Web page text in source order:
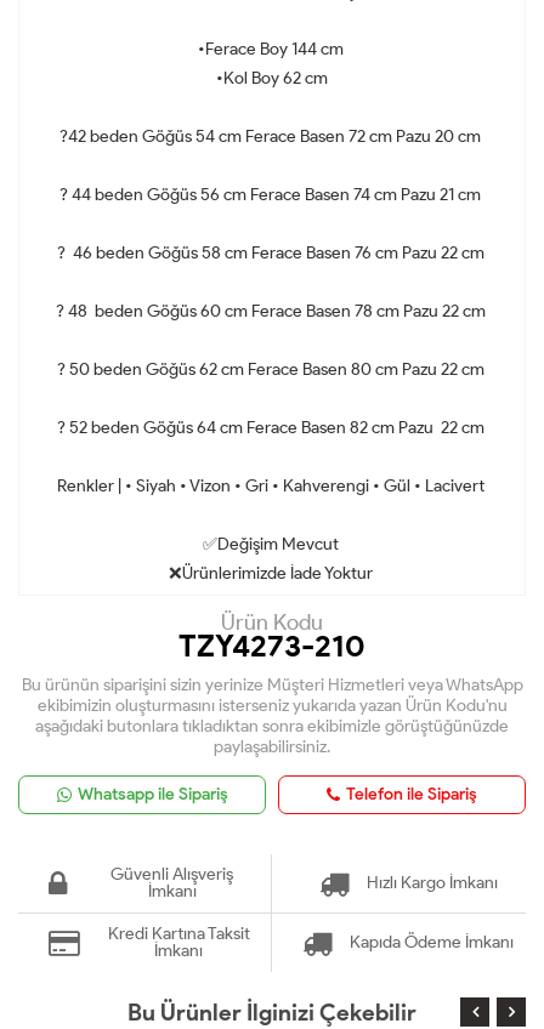
•Ferace Boy 144 cm
•Kol Boy 62 cm
?42 beden Göğüs 54 cm Ferace Basen 72 cm Pazu 20 cm
? 44 beden Göğüs 56 cm Ferace Basen 74 cm Pazu 21 cm
? 46 beden Göğüs 58 cm Ferace Basen 76 cm Pazu 22 cm
? 48 beden Göğüs 60 cm Ferace Basen 78 cm Pazu 22 cm
? 50 beden Göğüs 62 cm Ferace Basen 80 cm Pazu 22 cm
? 52 beden Göğüs 64 cm Ferace Basen 82 cm Pazu 22 cm
Renkler | • Siyah • Vizon • Gri • Kahverengi • Gül • Lacivert
✅Değişim Mevcut
❌Ürünlerimizde İade Yoktur
Ürün Kodu
TZY4273-210
Bu ürünün siparişini sizin yerinize Müşteri Hizmetleri veya WhatsApp
ekibimizin oluşturmasını isterseniz yukarıda yazan Ürün Kodu'nu
aşağıdaki butonlara tıkladıktan sonra ekibimizle görüştüğünüzde
paylaşabilirsiniz.
Whatsapp ile Sipariş Telefon ile Sipariş
Güvenli Alışveriş
İmkanı
Hızlı Kargo İmkanı
Kredi Kartına Taksit
İmkanı
Kapıda Ödeme İmkanı
Bu Ürünler İlginizi Çekebilir